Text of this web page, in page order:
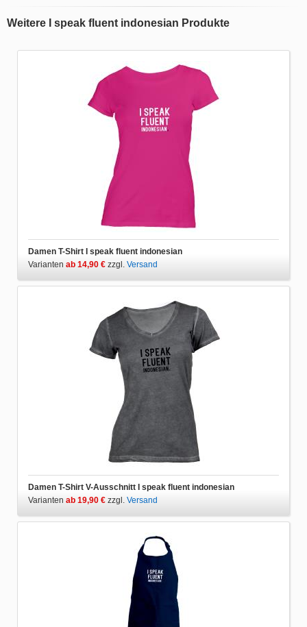
Weitere I speak fluent indonesian Produkte
Damen T-Shirt I speak fluent indonesian
Varianten ab 14,90 € zzgl. Versand
Damen T-Shirt V-Ausschnitt I speak fluent indonesian
Varianten ab 19,90 € zzgl. Versand